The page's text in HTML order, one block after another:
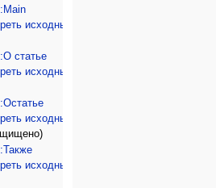
исходный
статье
исходный
исходный
исходный